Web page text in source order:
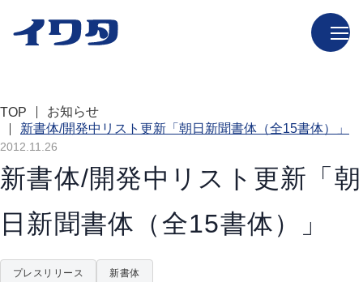
TOP
お知らせ
新書体/開発中リスト更新「朝日新聞書体（全15書体）」
2012.11.26
新書体/開発中リスト更新「朝
日新聞書体（全15書体）」
プレスリリース 新書体